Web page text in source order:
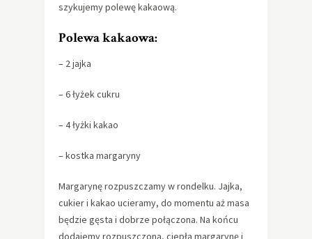
szykujemy polewę kakaową.
Polewa kakaowa:
– 2 jajka
– 6 łyżek cukru
– 4 łyżki kakao
– kostka margaryny
Margarynę rozpuszczamy w rondelku. Jajka,
cukier i kakao ucieramy, do momentu aż masa
będzie gęsta i dobrze połączona. Na końcu
dodajemy rozpuszczoną, ciepłą margarynę i